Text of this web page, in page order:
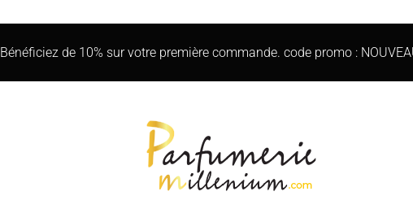
Bénéficiez de 10% sur votre première commande. code promo :